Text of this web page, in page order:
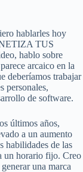
hablarles hoy
TUS
hablo sobre
arcaico en la
deberíamos trabajar
personales,
de software.
últimos años,
a un aumento
habilidades de las
un horario fijo. Creo
una marca